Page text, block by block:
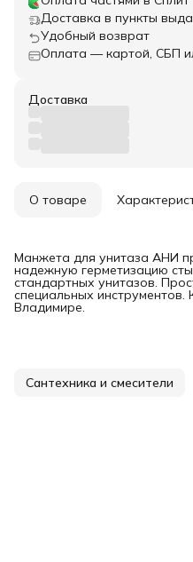
Доставка в пункты
Удобный возврат
Оплата — картой, СБП
Доставка
О товаре
Манжета для унитаза АНИ
надежную герметизацию
стандартных унитазов.
специальных инструментов.
Владимире.
Сантехника и смесители